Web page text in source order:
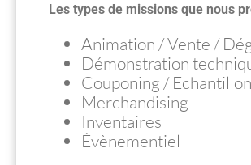
Les types de missions que nous
Animation / Vente /
Démonstration
Couponing /
Merchandising
Inventaires
Évènementiel